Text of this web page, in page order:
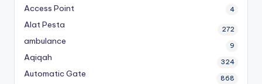
Access Point 4
Alat Pesta 272
ambulance 9
Aqiqah 324
Automatic Gate 868